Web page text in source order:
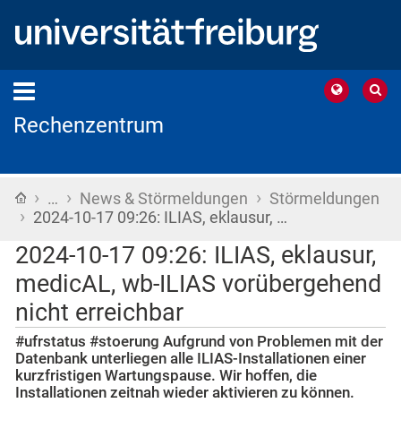
Rechenzentrum
Startseite
› … › News & Störmeldungen › Störmeldungen
› 2024-10-17 09:26: ILIAS, eklausur, …
2024-10-17 09:26: ILIAS, eklausur,
medicAL, wb-ILIAS vorübergehend
nicht erreichbar
#ufrstatus #stoerung Aufgrund von Problemen mit der
Datenbank unterliegen alle ILIAS-Installationen einer
kurzfristigen Wartungspause. Wir hoffen, die
Installationen zeitnah wieder aktivieren zu können.